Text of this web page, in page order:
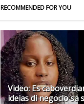
RECOMMENDED FOR YOU
Video: Es
ideias di negocio sa